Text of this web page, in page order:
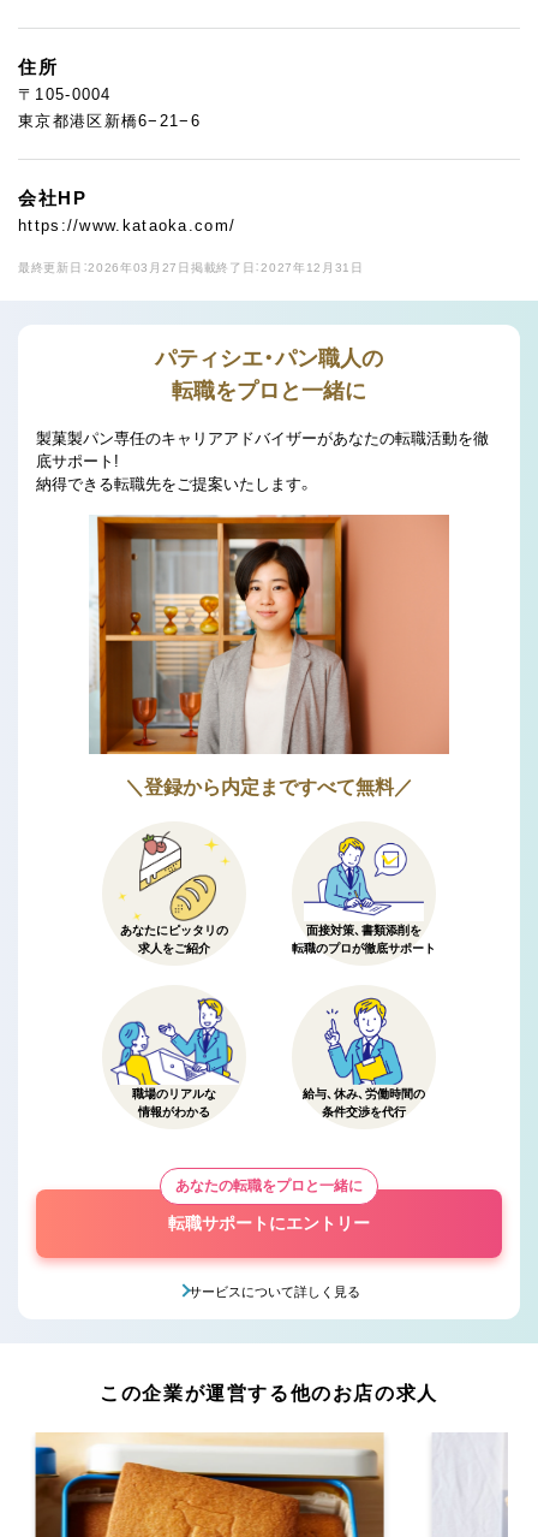
住所
〒105-0004
東京都港区新橋6−21−6
会社HP
https://www.kataoka.com/
最終更新日：2026年03月27日 掲載終了日：2027年12月31日
パティシエ・パン職人の
転職をプロと一緒に
製菓製パン専任のキャリアアドバイザーがあなたの転職活動を徹
底サポート!
納得できる転職先をご提案いたします。
＼登録から内定まですべて無料／
あなたにピッタリの
求人をご紹介
面接対策、書類添削を
転職のプロが徹底サポート
職場のリアルな
情報がわかる
給与、休み、労働時間の
条件交渉を代行
あなたの転職をプロと一緒に
転職サポートにエントリー
サービスについて詳しく見る
この企業が運営する他のお店の求人